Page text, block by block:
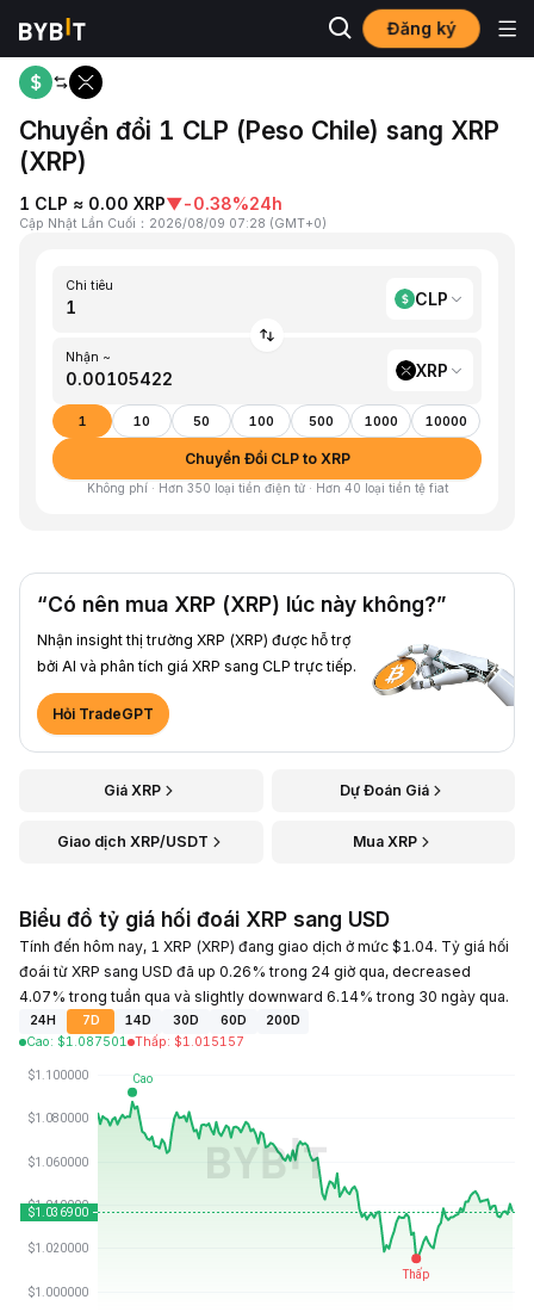
Đăng ký
Trang chủ
Chuyển đổi 1 CLP (Peso Chile) sang XRP
(XRP)
1 CLP ≈ 0.00 XRP▼-0.38%24h
Cập Nhật Lần Cuối ： 2026/08/09 07:28 (GMT+0)
Chi tiêu
CLP
Nhận ~
XRP
1 10 50 100 500 1000 10000
Chuyển Đổi CLP to XRP
Không phí · Hơn 350 loại tiền điện tử · Hơn 40 loại tiền tệ fiat
“Có nên mua XRP (XRP) lúc này không?”
Nhận insight thị trường XRP (XRP) được hỗ trợ
bởi AI và phân tích giá XRP sang CLP trực tiếp.
Hỏi TradeGPT
Giá XRP Dự Đoán Giá
Giao dịch XRP/USDT Mua XRP
Biểu đồ tỷ giá hối đoái XRP sang USD
Tính đến hôm nay, 1 XRP (XRP) đang giao dịch ở mức $1.04. Tỷ giá hối
đoái từ XRP sang USD đã up 0.26% trong 24 giờ qua, decreased
4.07% trong tuần qua và slightly downward 6.14% trong 30 ngày qua.
24H 7D 14D 30D 60D
200D
Cao: $1.087501 Thấp: $1.015157
Mức cao nhất mọi thời đại